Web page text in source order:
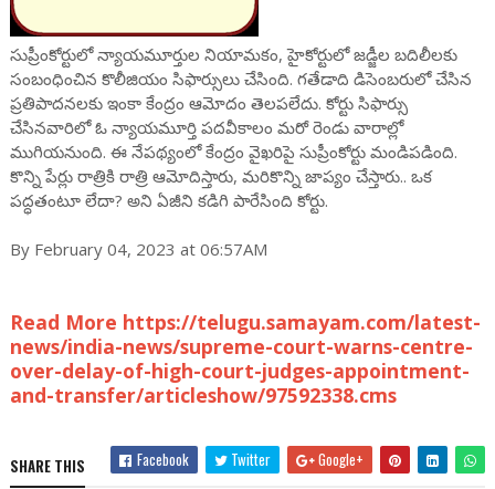
సుప్రీంకోర్టులో న్యాయమూర్తుల నియామకం, హైకోర్టులో జడ్జీల బదిలీలకు
సంబంధించిన కొలీజియం సిఫార్సులు చేసింది. గతేడాది డిసెంబరులో చేసిన
ప్రతిపాదనలకు ఇంకా కేంద్రం ఆమోదం తెలపలేదు. కోర్టు సిఫార్సు
చేసినవారిలో ఓ న్యాయమూర్తి పదవీకాలం మరో రెండు వారాల్లో
ముగియనుంది. ఈ నేపథ్యంలో కేంద్రం వైఖరిపై సుప్రీంకోర్టు మండిపడింది.
కొన్ని పేర్లు రాత్రికి రాత్రి ఆమోదిస్తారు, మరికొన్ని జాప్యం చేస్తారు.. ఒక
పద్ధతంటూ లేదా? అని ఏజీని కడిగి పారేసింది కోర్టు.
By February 04, 2023 at 06:57AM
Read More https://telugu.samayam.com/latest-
news/india-news/supreme-court-warns-centre-
over-delay-of-high-court-judges-appointment-
and-transfer/articleshow/97592338.cms
SHARE THIS Facebook Twitter Google+